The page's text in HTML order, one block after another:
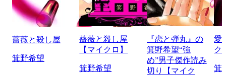
薔薇と殺し屋
箕野希望
薔薇と殺し屋
【マイクロ】
箕野希望
『恋と弾丸』の
箕野希望“強
め”男子傑作読み
切り【マイク
愛
ク
箕